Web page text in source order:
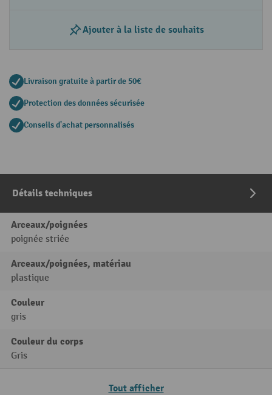
Ajouter à la liste de souhaits
Livraison gratuite à partir de 50€
Protection des données sécurisée
Conseils d'achat personnalisés
Détails techniques
Arceaux/poignées
poignée striée
Arceaux/poignées, matériau
plastique
Couleur
gris
Couleur du corps
Gris
Tout afficher